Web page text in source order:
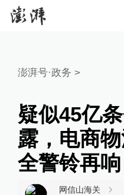
澎湃号·政务 >
疑似45亿
露，电商
全警铃再响
网信山海关